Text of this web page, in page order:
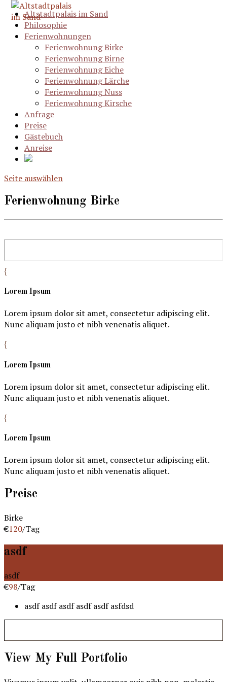
Altstadtpalais im Sand
Philosophie
Ferienwohnungen
Ferienwohnung Birke
Ferienwohnung Birne
Ferienwohnung Eiche
Ferienwohnung Lärche
Ferienwohnung Nuss
Ferienwohnung Kirsche
Anfrage
Preise
Gästebuch
Anreise
Seite auswählen
Ferienwohnung Birke
{
Lorem Ipsum
Lorem ipsum dolor sit amet, consectetur adipiscing elit.
Nunc aliquam justo et nibh venenatis aliquet.
{
Lorem Ipsum
Lorem ipsum dolor sit amet, consectetur adipiscing elit.
Nunc aliquam justo et nibh venenatis aliquet.
{
Lorem Ipsum
Lorem ipsum dolor sit amet, consectetur adipiscing elit.
Nunc aliquam justo et nibh venenatis aliquet.
Preise
Birke
€120/Tag
asdf
asdf
€98/Tag
asdf asdf asdf asdf asdf asfdsd
View My Full Portfolio